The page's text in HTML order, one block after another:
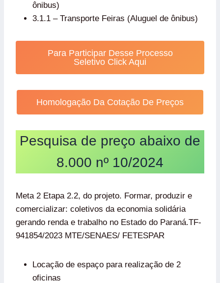
ônibus)
3.1.1 – Transporte Feiras (Aluguel de ônibus)
Para Participar Desse Processo
Seletivo Click Aqui
Homologação Da Cotação De Preços
Pesquisa de preço abaixo de
8.000 nº 10/2024
Meta 2 Etapa 2.2, do projeto. Formar, produzir e
comercializar: coletivos da economia solidária
gerando renda e trabalho no Estado do Paraná.TF-
941854/2023 MTE/SENAES/ FETESPAR
Locação de espaço para realização de 2
oficinas